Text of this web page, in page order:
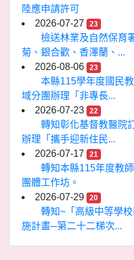
陸應申請許可
2026-07-27
23
檢送林業及自然保育
菊、銀合歡、香澤蘭、...
2026-08-06
23
本縣115學年度國民
域分團辦理「非專長...
2026-07-23
22
轉知彰化基督教醫院
辦理「攜手迎新住民...
2026-07-17
21
轉知本縣115年度教
團體工作坊。
2026-07-29
20
轉知~「高級中等學
施計畫─第二十二梯次...